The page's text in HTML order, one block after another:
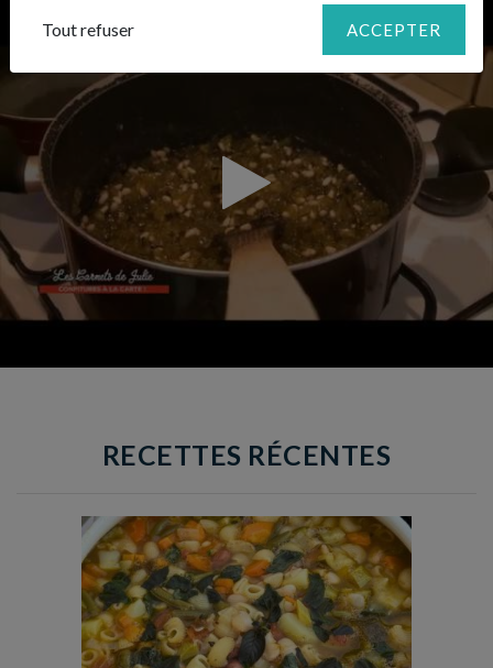
RECETTES RÉCENTES
Temps de préparation : 35 min
Temps de cuisson : 1h15
Tout refuser ACCEPTER